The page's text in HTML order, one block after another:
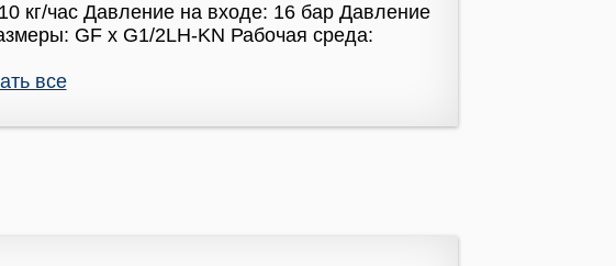
кг/час Давление на входе: 16 бар Давление
GF x G1/2LH-KN Рабочая среда:
все